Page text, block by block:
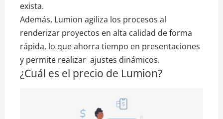
exista.
Además, Lumion agiliza los procesos al
renderizar proyectos en alta calidad de forma
rápida, lo que ahorra tiempo en presentaciones
y permite realizar ajustes dinámicos.
¿Cuál es el precio de Lumion?